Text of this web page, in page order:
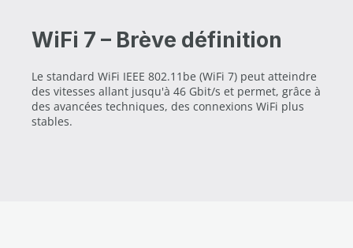
WiFi 7 – Brève définition
Le standard WiFi IEEE 802.11be (WiFi 7) peut atteindre
des vitesses allant jusqu'à 46 Gbit/s et permet, grâce à
des avancées techniques, des connexions WiFi plus
stables.